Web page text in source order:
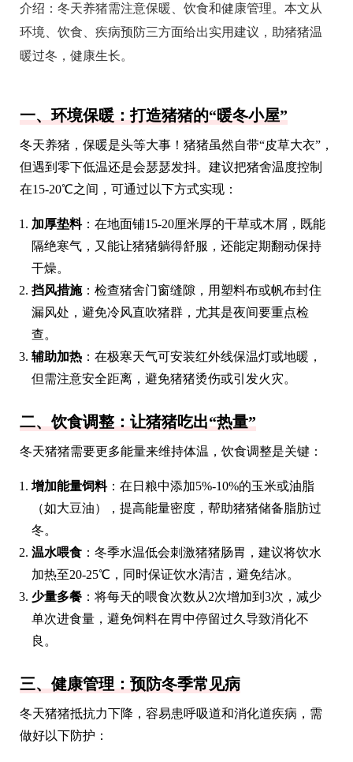
介绍： 冬天养猪需注意保暖、饮食和健康管理。本文从
环境、饮食、疾病预防三方面给出实用建议，助猪猪温
暖过冬，健康生长。
一、环境保暖：打造猪猪的“暖冬小屋”
冬天养猪，保暖是头等大事！猪猪虽然自带“皮草大衣”，
但遇到零下低温还是会瑟瑟发抖。建议把猪舍温度控制
在15-20℃之间，可通过以下方式实现：
加厚垫料：在地面铺15-20厘米厚的干草或木屑，既能
隔绝寒气，又能让猪猪躺得舒服，还能定期翻动保持
干燥。
挡风措施：检查猪舍门窗缝隙，用塑料布或帆布封住
漏风处，避免冷风直吹猪群，尤其是夜间要重点检
查。
辅助加热 ：在极寒天气可安装红外线保温灯或地暖，
但需注意安全距离，避免猪猪烫伤或引发火灾。
二、饮食调整：让猪猪吃出“热量”
冬天猪猪需要更多能量来维持体温，饮食调整是关键：
增加能量饲料：在日粮中添加5%-10%的玉米或油脂
（如大豆油），提高能量密度，帮助猪猪储备脂肪过
冬。
温水喂食 ：冬季水温低会刺激猪猪肠胃，建议将饮水
加热至20-25℃，同时保证饮水清洁，避免结冰。
少量多餐 ：将每天的喂食次数从2次增加到3次，减少
单次进食量，避免饲料在胃中停留过久导致消化不
良。
三、健康管理：预防冬季常见病
冬天猪猪抵抗力下降，容易患呼吸道和消化道疾病，需
做好以下防护：